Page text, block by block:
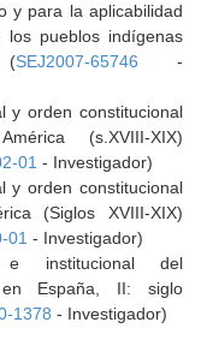
y para la aplicabilidad
pueblos indígenas
(SEJ2007-65746 -
y orden constitucional
(s.XVIII-XIX)
01 - Investigador)
y orden constitucional
(Siglos XVIII-XIX)
01 - Investigador)
e institucional del
en España, II: siglo
1378 - Investigador)